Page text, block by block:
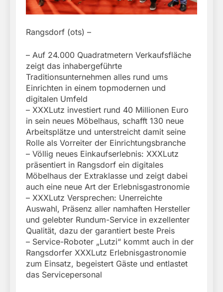
Rangsdorf (ots) –
– Auf 24.000 Quadratmetern Verkaufsfläche
zeigt das inhabergeführte
Traditionsunternehmen alles rund ums
Einrichten in einem topmodernen und
digitalen Umfeld
– XXXLutz investiert rund 40 Millionen Euro
in sein neues Möbelhaus, schafft 130 neue
Arbeitsplätze und unterstreicht damit seine
Rolle als Vorreiter der Einrichtungsbranche
– Völlig neues Einkaufserlebnis: XXXLutz
präsentiert in Rangsdorf ein digitales
Möbelhaus der Extraklasse und zeigt dabei
auch eine neue Art der Erlebnisgastronomie
– XXXLutz Versprechen: Unerreichte
Auswahl, Präsenz aller namhaften Hersteller
und gelebter Rundum-Service in exzellenter
Qualität, dazu der garantiert beste Preis
– Service-Roboter „Lutzi“ kommt auch in der
Rangsdorfer XXXLutz Erlebnisgastronomie
zum Einsatz, begeistert Gäste und entlastet
das Servicepersonal